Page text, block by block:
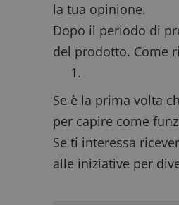
la tua opinione.
Dopo il periodo di
del prodotto. Come
Se è la prima volta
per capire come
Se ti interessa
alle iniziative per